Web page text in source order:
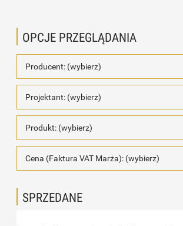
OPCJE PRZEGLĄDANIA
Producent: (wybierz)
Projektant: (wybierz)
Produkt: (wybierz)
Cena (Faktura VAT Marża): (wybierz)
SPRZEDANE